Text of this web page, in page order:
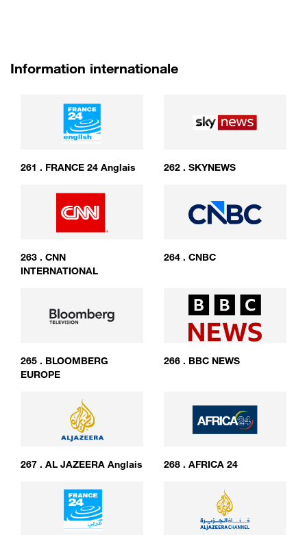
Information internationale
261 . FRANCE 24 Anglais 262 . SKYNEWS
263 . CNN
INTERNATIONAL
264 . CNBC
265 . BLOOMBERG
EUROPE
266 . BBC NEWS
267 . AL JAZEERA Anglais 268 . AFRICA 24